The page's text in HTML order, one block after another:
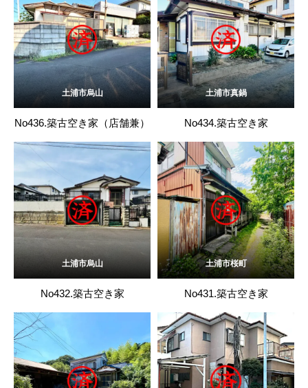
土浦市烏山
No436.築古空き家（店舗兼）
土浦市真鍋
No434.築古空き家
土浦市烏山
No432.築古空き家
土浦市桜町
No431.築古空き家